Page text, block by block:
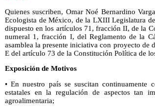
Quienes suscriben, Omar Noé Bernardino
Ecologista de México, de la LXIII Legislatura
dispuesto en los artículos 71, fracción II, de la
numeral 1, fracción I, del Reglamento de la
asamblea la presente iniciativa con proyecto
E del artículo 73 de la Constitución Política de
Exposición de Motivos
• En nuestro país se suscitan continuamente
estatales en la regulación de aspectos tan
agroalimentaria;